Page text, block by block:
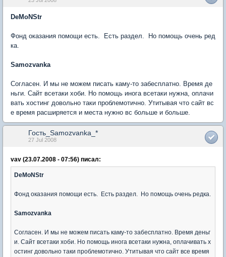
DeMoNStr
Фонд оказания помощи есть. Есть раздел. Но помощь очень ред
ка.
Samozvanka
Согласен. И мы не можем писать каму-то забесплатно. Время де
ньги. Сайт всетаки хоби. Но помощь инога всетаки нужна, оплачи
вать хостинг довольно таки проблемотично. Утитывая что сайт вс
е время расширяется и места нужно вс больше и больше.
Гость_Samozvanka_*
27 Jul 2008
vav (23.07.2008 - 07:56) писал:
DeMoNStr
Фонд оказания помощи есть. Есть раздел. Но помощь очень редка.
Samozvanka
Согласен. И мы не можем писать каму-то забесплатно. Время деньг
и. Сайт всетаки хоби. Но помощь инога всетаки нужна, оплачивать х
остинг довольно таки проблемотично. Утитывая что сайт все время